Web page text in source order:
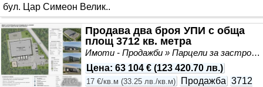
бул. Цар Симеон Велик..
Продава два броя УПИ с обща
площ 3712 кв. метра
Имоти - Продажби » Парцели за застрояване, Инвестиционни проекти
Цена: 63 104 € (123 420.70 лв.)
17 €/кв.м (33.25 лв./кв.м) Продажба 3712